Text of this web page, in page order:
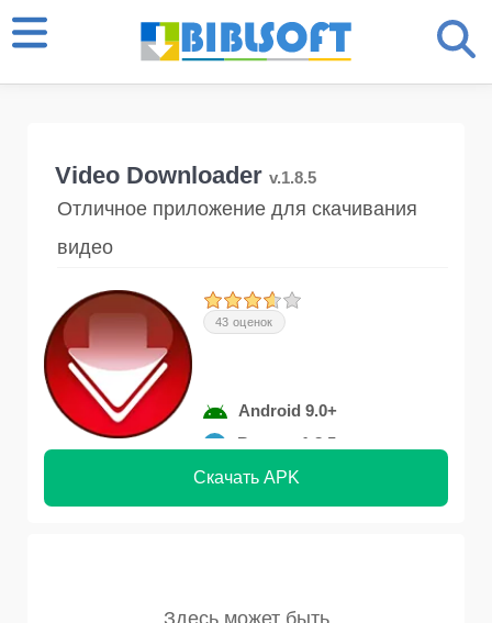
Video Downloader v.1.8.5
Отличное приложение для скачивания
видео
43 оценок
Android 9.0+
Версия 1.8.5
Скачать APK